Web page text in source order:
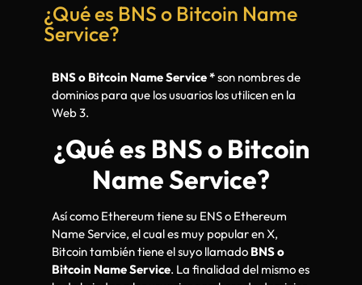
¿Qué es BNS o Bitcoin Name
Service?
BNS o Bitcoin Name Service *son nombres de
dominios para que los usuarios los utilicen en la
Web 3.
¿Qué es BNS o Bitcoin
Name Service?
Así como Ethereum tiene su ENS o Ethereum
Name Service, el cual es muy popular en X,
Bitcoin también tiene el suyo llamado BNS o
Bitcoin Name Service. La finalidad del mismo es